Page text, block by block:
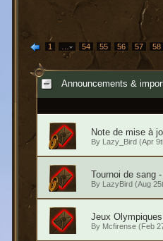
1 … 54 55 56 57 58
Announcements &
Note de mise à
By Lazy_Bird (Apr
Tournoi de sang
By LazyBird (Aug
Jeux
By Mcfirense(Feb